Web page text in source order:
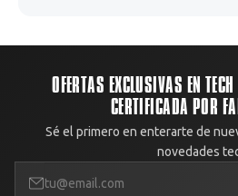
OFERTAS EXCLUSIVAS EN
CERTIFICADA POR
Sé el primero en enterarte de
novedades